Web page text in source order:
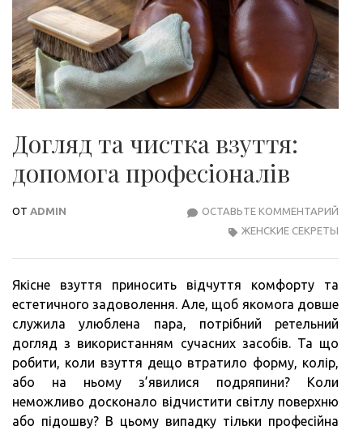
Догляд та чистка взуття:
допомога професіоналів
ОТ ADMIN ОСТАВЬТЕ КОММЕНТАРИЙ
ЖЕНСКИЕ СЕКРЕТЫ
Якісне взуття приносить відчуття комфорту та
естетичного задоволення. Але, щоб якомога довше
служила улюблена пара, потрібний ретельний
догляд з використанням сучасних засобів. Та що
робити, коли взуття дещо втратило форму, колір,
або на ньому з’явилися подряпини? Коли
неможливо досконало відчистити світлу поверхню
або підошву? В цьому випадку тільки професійна